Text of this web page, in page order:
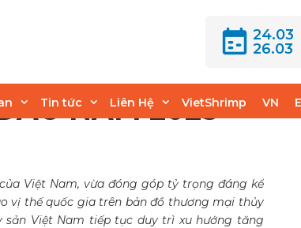
24.03
26.03
Tin tức Liên Hệ VietShrimp VN
THỦY SẢN
NĂM 2025
Việt Nam, vừa đóng góp tỷ trọng đáng kể
vị thế quốc gia trên bản đồ thương mại thủy
sản Việt Nam tiếp tục duy trì xu hướng tăng